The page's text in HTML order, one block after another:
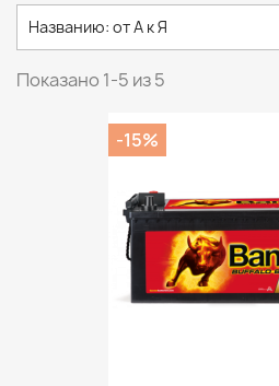
Названию: от А к Я
Показано 1-5 из 5
-15%